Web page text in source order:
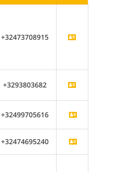
+32473708915
+3293803682
+32499705616
+32474695240